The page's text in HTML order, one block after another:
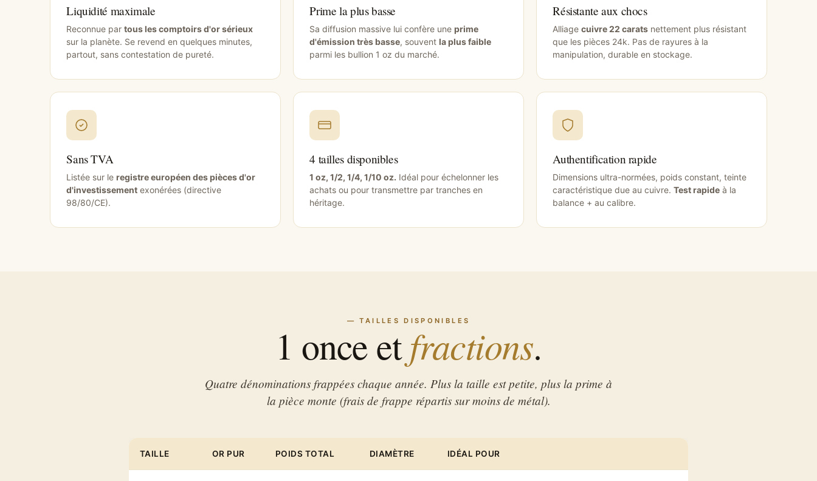
Liquidité maximale
Reconnue partous les comptoirs d'or sérieux
sur la planète. Se revend en quelques minutes,
partout, sans contestation de pureté.
Prime la plus basse
Sa diffusion massive lui confère uneprime
d'émission très basse, souventla plus faible
parmi les bullion 1 oz du marché.
Résistante aux chocs
Alliagecuivre 22 carats nettement plus résistant
que les pièces 24k. Pas de rayures à la
manipulation, durable en stockage.
Sans TVA
Listée sur leregistre européen des pièces d'or
d'investissement exonérées (directive
98/80/CE).
4 tailles disponibles
1 oz, 1/2, 1/4, 1/10 oz. Idéal pour échelonner les
achats ou pour transmettre par tranches en
héritage.
Authentification rapide
Dimensions ultra-normées, poids constant, teinte
caractéristique due au cuivre.Test rapide à la
balance + au calibre.
— TAILLES DISPONIBLES
1 once etfractions.
Quatre dénominations frappées chaque année. Plus la taille est petite, plus la prime à
la pièce monte (frais de frappe répartis sur moins de métal).
TAILLE OR PUR POIDS TOTAL DIAMÈTRE IDÉAL POUR